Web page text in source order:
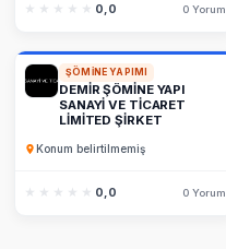
★★★★★
★★★★★ 0,0 0 Yorum
ŞÖMINE YAPIMI
DEMİR ŞÖMİNE YAPI
SANAYİ VE TİCARET
LİMİTED ŞİRKET
Konum belirtilmemiş
★★★★★
★★★★★ 0,0 0 Yorum